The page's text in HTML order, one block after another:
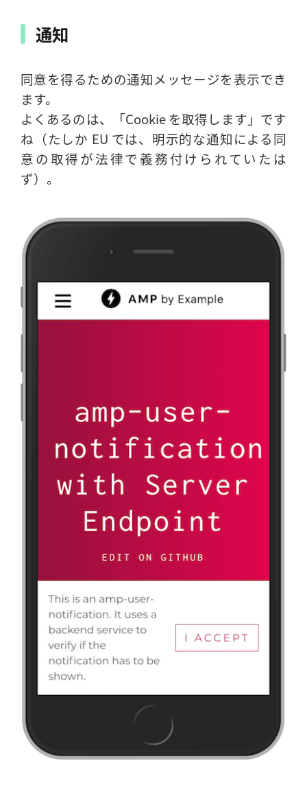
通知
同意を得るための通知メッセージを表示でき
ます。
よくあるのは、「Cookie を取得します」です
ね（たしか EU では、明示的な通知による同
意の取得が法律で義務付けられていたは
ず）。